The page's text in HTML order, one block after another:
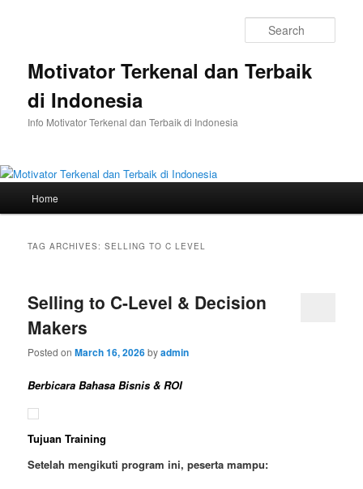
Motivator Terkenal dan Terbaik
di Indonesia
Info Motivator Terkenal dan Terbaik di Indonesia
Home
TAG ARCHIVES:SELLING TO C LEVEL
Selling to C-Level & Decision
Makers
Posted onMarch 16, 2026byadmin
Berbicara Bahasa Bisnis & ROI
Tujuan Training
Setelah mengikuti program ini, peserta mampu: